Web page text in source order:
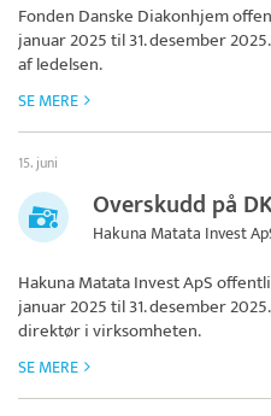
Fonden Danske Diakonhjem
januar 2025 til 31. desember 2025.
af ledelsen.
SE MERE
15. juni
Overskudd på
Hakuna Matata Invest
Hakuna Matata Invest ApS
januar 2025 til 31. desember 2025.
direktør i virksomheten.
SE MERE